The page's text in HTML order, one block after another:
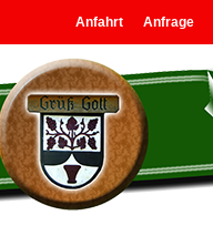
Anfahrt Anfrage